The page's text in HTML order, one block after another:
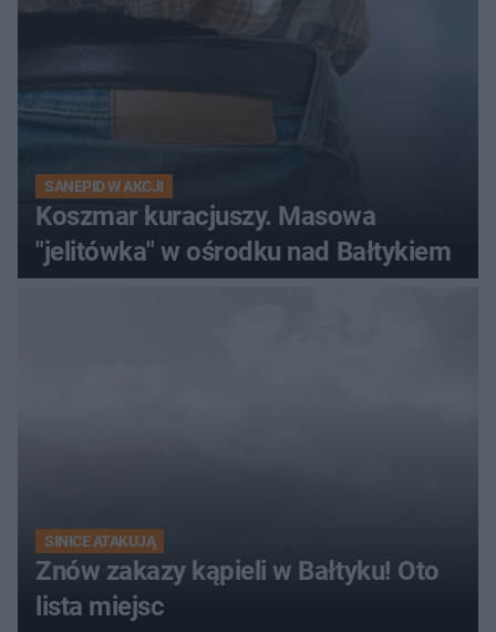
SANEPID W AKCJI
Koszmar kuracjuszy. Masowa
"jelitówka" w ośrodku nad Bałtykiem
SINICE ATAKUJĄ
Znów zakazy kąpieli w Bałtyku! Oto
lista miejsc